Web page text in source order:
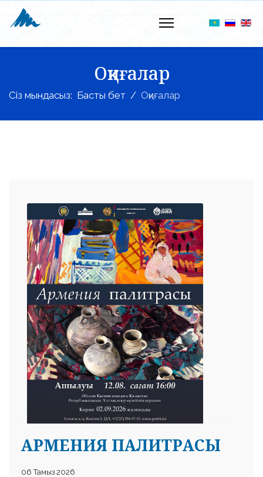
Оқиғалар
Сіз мындасыз: Басты бет Оқиғалар
АРМЕНИЯ ПАЛИТРАСЫ
06 Тамыз 2026